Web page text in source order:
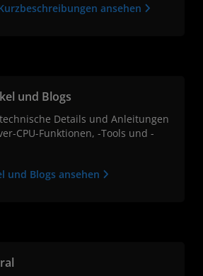
ansehen
und Blogs
Details und Anleitungen
CPU-Funktionen, -Tools und -
und Blogs ansehen